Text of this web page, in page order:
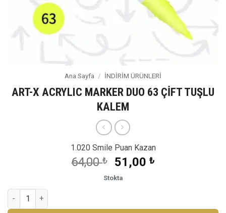
Ana Sayfa / İNDİRİM ÜRÜNLERİ
ART-X ACRYLIC MARKER DUO 63 ÇİFT TUŞLU
KALEM
1.020 Smile Puan Kazan
64,00₺
Orijinal
fiyat:
51,00 ₺Şu
Stokta
ART-X ACRYLIC MARKER DUO 63 ÇİFT TUŞLU KALEM adet